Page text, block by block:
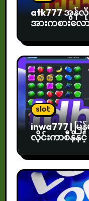
atk777 အွန်လို
အားကစားလော
slot
inwa777 | မ
လိုင်းကာစီနိုနှင့်